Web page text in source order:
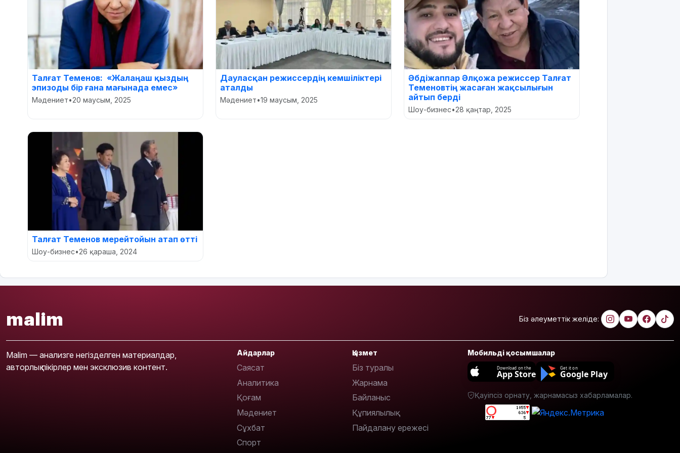
Талғат Теменов: «Жалаңаш қыздың
эпизоды бір ғана мағынада емес»
Мәдениет•20 маусым, 2025
Дауласқан режиссердің кемшіліктері
аталды
Мәдениет•19 маусым, 2025
Әбдіжаппар Әлқожа режиссер Талғат
Теменовтің жасаған жақсылығын
айтып берді
Шоу-бизнес•28 қаңтар, 2025
Талғат Теменов мерейтойын атап өтті
Шоу-бизнес•26 қараша, 2024
malim Біз әлеуметтік желіде:
Malim — анализге негізделген материалдар,
авторлық пікірлер мен эксклюзив контент.
Айдарлар
Саясат
Аналитика
Қоғам
Мәдениет
Сұхбат
Спорт
Қызмет
Біз туралы
Жарнама
Байланыс
Құпиялылық
Пайдалану ережесі
Мобильді қосымшалар
Download on the
App Store
Get it on
Google Play
Қауіпсіз орнату, жарнамасыз хабарламалар.